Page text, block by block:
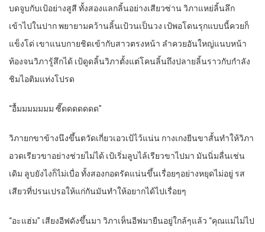
บดจูบกับเป้อย่างสูสี ทั้งสองแลกลิ้นอย่างเสียวซ่าน วิภาแหย่ลิ้นลึก
เข้าไปในปาก พยายามคว้านลิ้นเป้วนเป็นวง เป้พอโดนรุกแบบนี้ควยก็
แข็งโด่ เขาแนบกายชิดเข้ากับสาวตรงหน้า ลำควยอันใหญ่แนบหน้า
ท้องจนวิภารู้สึกได้ เป้ดูดลิ้นวิภาตั้งแต่โคนลิ้นถึงปลายลิ้นราวกับกำลัง
ชิมไอติมแท่งโปรด
“อื้มมมมมมม ซี๊ดดดดดดด”
วิภายกขาข้างนึงขึ้นตวัดเกี่ยวเอวเป้ไว้แน่น กางเกงยีนขาสั้นทำให้วิภา
อวดเรียวขาอย่างช่วยไม่ได้ เป้เริ่มลูบไล้เรียวขาไปมา มันนิ่มลื่นเช่น
เดิม ลูบยังไงก็ไม่เบื่อ ทั้งสองกอดรัดแน่นขึ้นเรื่อยๆอย่างหยุดไม่อยู่ รส
เสียวที่ปรนเปรอให้แก่กันมันทำให้อยากได้ไปเรื่อยๆ
“อะแฮ่ม” เสียงอีฟดังขึ้นมา วิภาเห็นอีฟมายืนอยู่ใกล้ๆแล้ว “คุณแม่ไม่ไป